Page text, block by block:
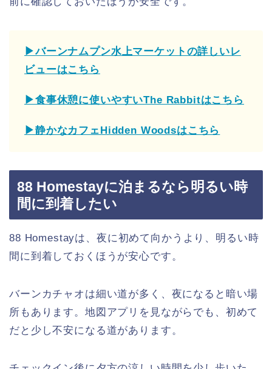
▶バーンナムプン水上マーケットの詳しいレ
ビューはこちら
▶食事休憩に使いやすいThe Rabbitはこちら
▶静かなカフェHidden Woodsはこちら
88 Homestayに泊まるなら明るい時
間に到着したい
88 Homestayは、夜に初めて向かうより、明るい時
間に到着しておくほうが安心です。
バーンカチャオは細い道が多く、夜になると暗い場
所もあります。地図アプリを見ながらでも、初めて
だと少し不安になる道があります。